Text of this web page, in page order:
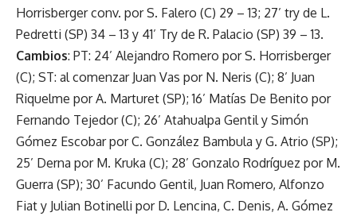
Horrisberger conv. por S. Falero (C) 29 – 13; 27’ try de L.
Pedretti (SP) 34 – 13 y 41’ Try de R. Palacio (SP) 39 – 13.
Cambios: PT: 24’ Alejandro Romero por S. Horrisberger
(C); ST: al comenzar Juan Vas por N. Neris (C); 8’ Juan
Riquelme por A. Marturet (SP); 16’ Matías De Benito por
Fernando Tejedor (C); 26’ Atahualpa Gentil y Simón
Gómez Escobar por C. González Bambula y G. Atrio (SP);
25’ Derna por M. Kruka (C); 28’ Gonzalo Rodríguez por M.
Guerra (SP); 30’ Facundo Gentil, Juan Romero, Alfonzo
Fiat y Julian Botinelli por D. Lencina, C. Denis, A. Gómez